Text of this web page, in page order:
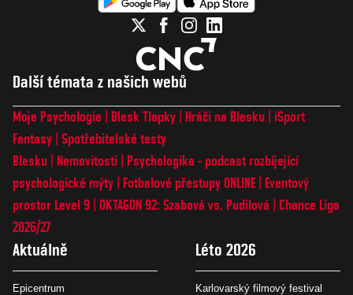
Další témata z našich webů
Moje Psychologie Blesk Tlapky Hráči na Blesku
iSport
Fantasy Spotřebitelské testy
Blesku
Nemovitosti
Psychologika - podcast rozbíjející
psychologické mýty
Fotbalové přestupy ONLINE
Eventový
prostor Level 9 OKTAGON 92: Szabová vs. Pudilová
Chance Liga
2026/27
Aktuálně
Epicentrum
Léto 2026
Karlovarský filmový festival